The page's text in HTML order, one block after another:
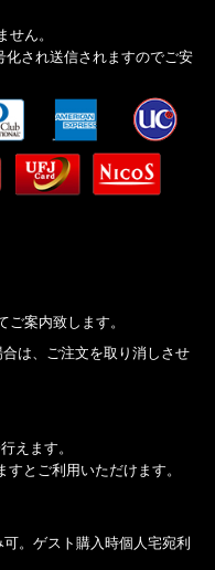
ん。
化され送信されますのでご安
案内致します。
は、ご注文を取り消しさせ
えます。
とご利用いただけます。
。ゲスト購入時個人宅宛利